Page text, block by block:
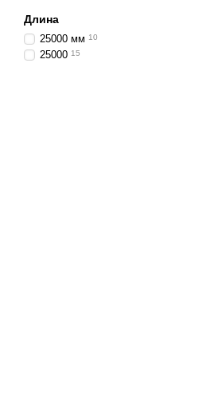
Длина
25000 мм 10
25000 15